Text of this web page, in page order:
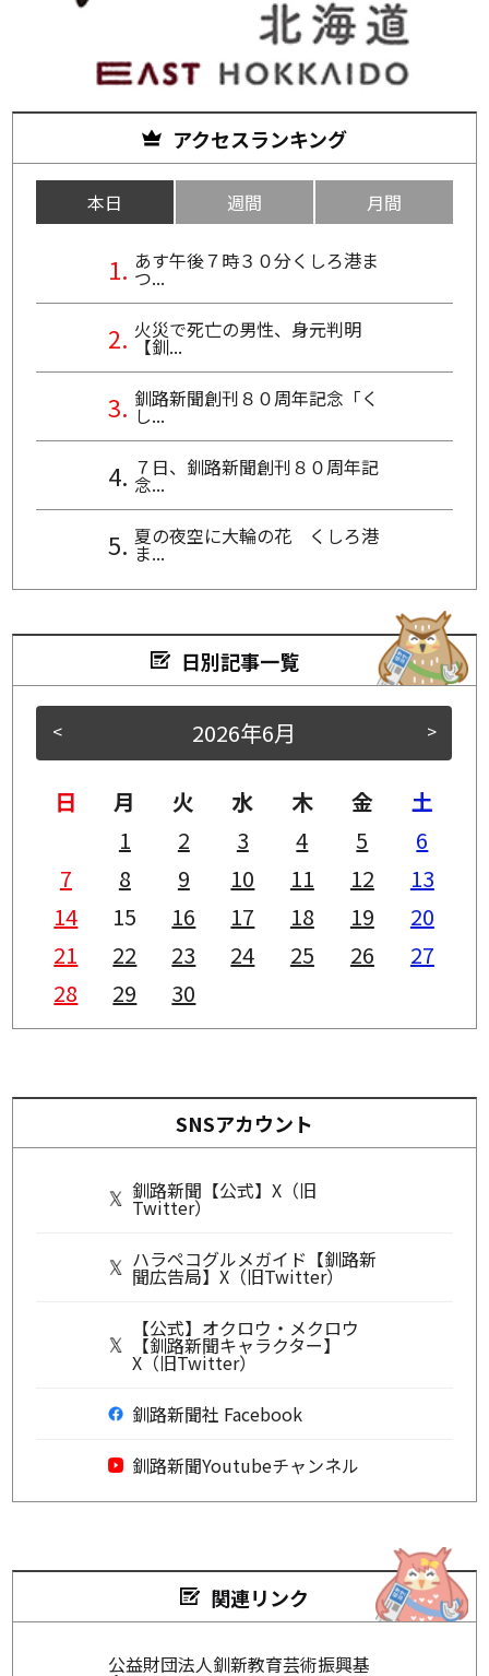
アクセスランキング
本日 週間 月間
あす午後７時３０分くしろ港ま
つ...
火災で死亡の男性、身元判明
【釧...
釧路新聞創刊８０周年記念「く
し...
７日、釧路新聞創刊８０周年記
念...
夏の夜空に大輪の花 くしろ港
ま...
日別記事一覧
< >
2026年6月
日 月 火 水 木 金
土
1
2 3 4 5
6
7
8 9 10 11 12
13
14
15 16 17 18 19
20
21
22 23 24 25 26
27
28
29 30
SNSアカウント
釧路新聞【公式】X（旧
Twitter）
ハラペコグルメガイド【釧路新
聞広告局】X（旧Twitter）
【公式】オクロウ・メクロウ
【釧路新聞キャラクター】
X（旧Twitter）
釧路新聞社 Facebook
釧路新聞Youtubeチャンネル
関連リンク
公益財団法人釧新教育芸術振興基